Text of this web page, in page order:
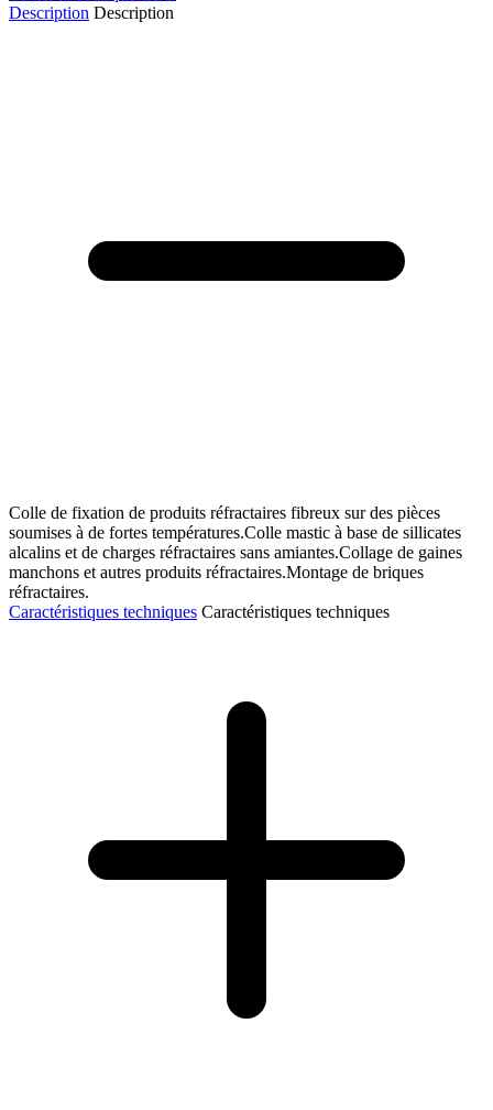
Description Description
Colle de fixation de produits réfractaires fibreux sur des pièces
soumises à de fortes températures.Colle mastic à base de sillicates
alcalins et de charges réfractaires sans amiantes.Collage de gaines
manchons et autres produits réfractaires.Montage de briques
réfractaires.
Caractéristiques techniques Caractéristiques techniques